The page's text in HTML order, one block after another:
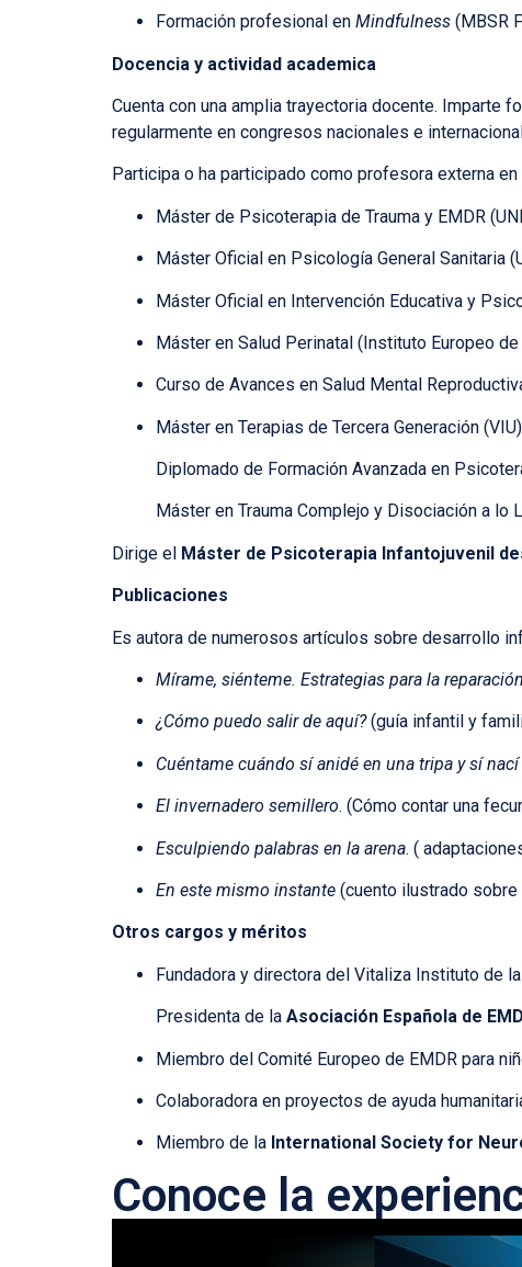
Formación profesional en Mindfulness (MBSR
Docencia y actividad academica
Cuenta con una amplia trayectoria docente. Imparte
regularmente en congresos nacionales e
Participa o ha participado como profesora externa
Máster de Psicoterapia de Trauma y EMDR
Máster Oficial en Psicología General Sanitaria
Máster Oficial en Intervención Educativa y
Máster en Salud Perinatal (Instituto Europeo de
Curso de Avances en Salud Mental
Máster en Terapias de Tercera Generación
Diplomado de Formación Avanzada en
Máster en Trauma Complejo y Disociación a
Dirige el Máster de Psicoterapia Infantojuvenil
Publicaciones
Es autora de numerosos artículos sobre desarrollo
Mírame, siénteme. Estrategias para la
¿Cómo puedo salir de aquí?(guía infantil y
Cuéntame cuándo sí anidé en una tripa y sí nací
El invernadero semillero. (Cómo contar una
Esculpiendo palabras en la arena. (
En este mismo instante (cuento ilustrado sobre
Otros cargos y méritos
Fundadora y directora del Vitaliza Instituto de
Presidenta de la Asociación Española de
Miembro del Comité Europeo de EMDR para
Colaboradora en proyectos de ayuda
Miembro de la International Society for
Conoce la